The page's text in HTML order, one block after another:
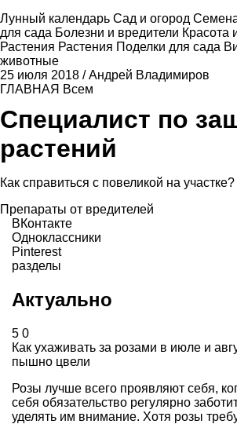
Лунный календарь Сад и огород
для сада Болезни и вредители Красота
Растения Растения Поделки для сада
животные
25 июля 2018 /Андрей Владимиров
ГЛАВНАЯ Всем
Специалист по
растений
Как справиться с повеликой на участке?
Препараты от вредителей
ВКонтакте
Одноклассники
Pinterest
разделы
Актуально
5 0
Как ухаживать за розами в июле и
пышно цвели
Розы лучше всего проявляют себя,
себя обязательство регулярно
уделять им внимание. Хотя розы